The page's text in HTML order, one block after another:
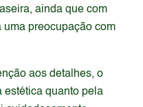
ainda que com
preocupação com
aos detalhes, o
estética quanto pela